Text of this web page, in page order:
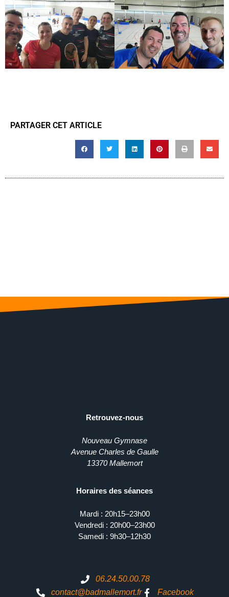
PARTAGER CET ARTICLE
Retrouvez-nous
Nouveau Gymnase
Avenue Charles de Gaulle
13370 Mallemort
Horaires des séances
Mardi : 20h15–23h00
Vendredi : 20h00–23h00
Samedi : 9h30–12h30
06.24.50.00.78
contact@badmallemort.fr
Facebook